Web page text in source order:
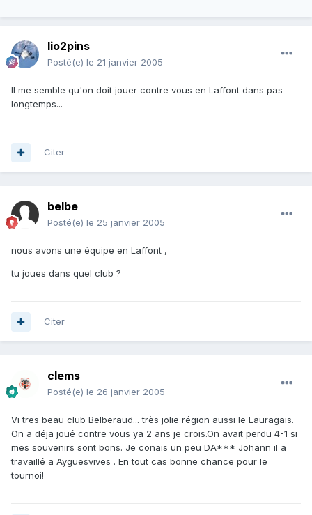
lio2pins
Posté(e) le 21 janvier 2005
Il me semble qu'on doit jouer contre vous en Laffont dans pas
longtemps...
Citer
belbe
Posté(e) le 25 janvier 2005
nous avons une équipe en Laffont ,
tu joues dans quel club ?
Citer
clems
Posté(e) le 26 janvier 2005
Vi tres beau club Belberaud... très jolie région aussi le Lauragais.
On a déja joué contre vous ya 2 ans je crois.On avait perdu 4-1 si
mes souvenirs sont bons. Je conais un peu DA*** Johann il a
travaillé a Ayguesvives . En tout cas bonne chance pour le
tournoi!